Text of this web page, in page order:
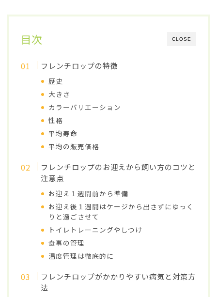
CLOSE
目次
フレンチロップの特徴
歴史
大きさ
カラーバリエーション
性格
平均寿命
平均の販売価格
フレンチロップのお迎えから飼い方のコツと
注意点
お迎え１週間前から準備
お迎え後１週間はケージから出さずにゆっく
りと過ごさせて
トイレトレーニングやしつけ
食事の管理
温度管理は徹底的に
フレンチロップがかかりやすい病気と対策方
法